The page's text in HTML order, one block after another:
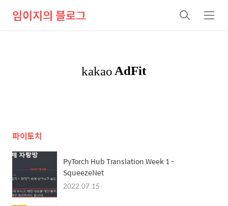
임이지의 블로그
검
색
메
뉴
파이토치
PyTorch Hub Translation Week 1 -
SqueezeNet
2022.07.15